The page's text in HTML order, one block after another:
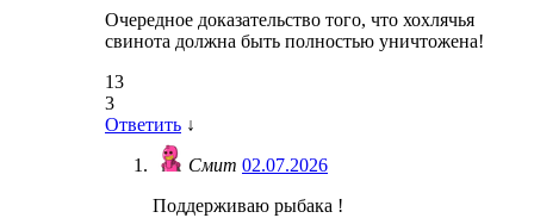
Очередное доказательство того, что хохлячья
свинота должна быть полностью уничтожена!
13
3
Ответить ↓
Смит 02.07.2026
Поддерживаю рыбака !